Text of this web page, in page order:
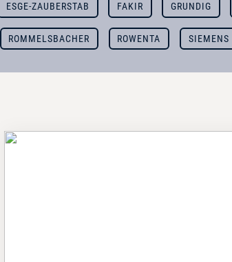
ESGE-ZAUBERSTAB FAKIR GRUNDIG
ROMMELSBACHER ROWENTA SIEMENS